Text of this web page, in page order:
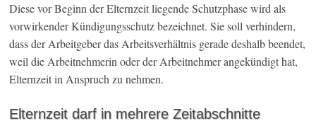
Diese vor Beginn der Elternzeit liegende Schutzphase wird als
vorwirkender Kündigungsschutz bezeichnet. Sie soll verhindern,
dass der Arbeitgeber das Arbeitsverhältnis gerade deshalb beendet,
weil die Arbeitnehmerin oder der Arbeitnehmer angekündigt hat,
Elternzeit in Anspruch zu nehmen.
Elternzeit darf in mehrere Zeitabschnitte